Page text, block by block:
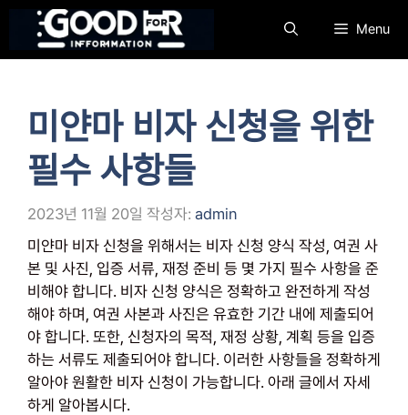
츠
Menu
미얀마 비자 신청을 위한
필수 사항들
2023년 11월 20일 작성자: admin
미얀마 비자 신청을 위해서는 비자 신청 양식 작성, 여권 사
본 및 사진, 입증 서류, 재정 준비 등 몇 가지 필수 사항을 준
비해야 합니다. 비자 신청 양식은 정확하고 완전하게 작성
해야 하며, 여권 사본과 사진은 유효한 기간 내에 제출되어
야 합니다. 또한, 신청자의 목적, 재정 상황, 계획 등을 입증
하는 서류도 제출되어야 합니다. 이러한 사항들을 정확하게
알아야 원활한 비자 신청이 가능합니다. 아래 글에서 자세
하게 알아봅시다.